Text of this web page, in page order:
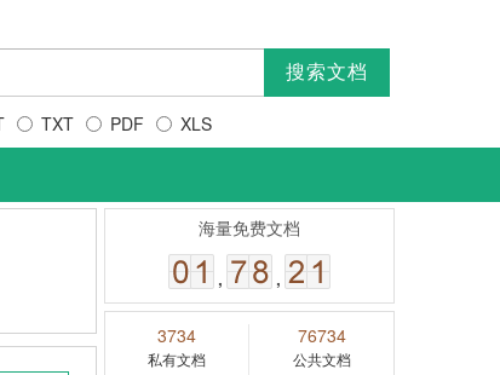
TXT PDF XLS
海量免费文档
, ,
3734
私有文档
76734
公共文档